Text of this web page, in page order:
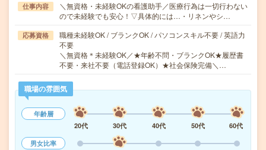
仕事内容
＼無資格・未経験OKの看護助手／医療行為は一切行わない
ので未経験でも安心！▽具体的には…・リネンやシ…
応募資格
職種未経験OK / ブランクOK / パソコンスキル不要 / 英語力
不要
＼無資格＊未経験OK／★年齢不問・ブランクOK★履歴書
不要・来社不要（電話登録OK）★社会保険完備＼…
職場の雰囲気
年齢層
20代
30代 40代 50代
60代
男女比率